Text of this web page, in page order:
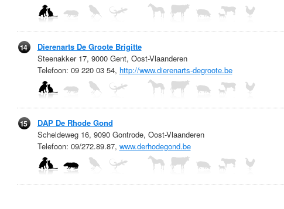
14 Dierenarts De Groote Brigitte
Steenakker 17, 9000 Gent, Oost-Vlaanderen
Telefoon: 09 220 03 54, http://www.dierenarts-degroote.be
15 DAP De Rhode Gond
Scheldeweg 16, 9090 Gontrode, Oost-Vlaanderen
Telefoon: 09/272.89.87, www.derhodegond.be